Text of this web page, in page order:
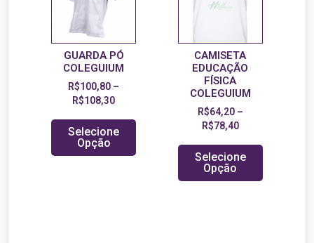
GUARDA PÓ
COLEGUIUM
R$100,80 –
R$108,30
Selecione
Opção
CAMISETA
EDUCAÇÃO
FÍSICA
COLEGUIUM
R$64,20–
R$78,40
Selecione
Opção